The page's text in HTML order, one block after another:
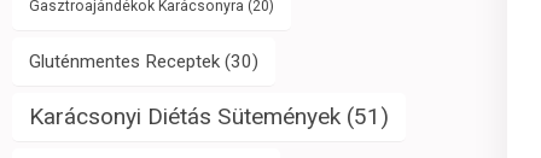
Gasztroajándékok Karácsonyra (20)
Gluténmentes Receptek (30)
Karácsonyi Diétás Sütemények (51)